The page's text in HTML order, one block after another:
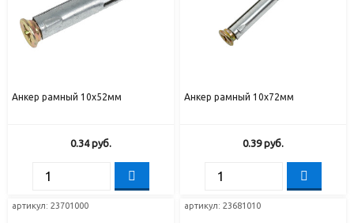
Анкер рамный 10х52мм
0.34руб.
Анкер рамный 10х72мм
0.39руб.
артикул:23701000 артикул:23681010